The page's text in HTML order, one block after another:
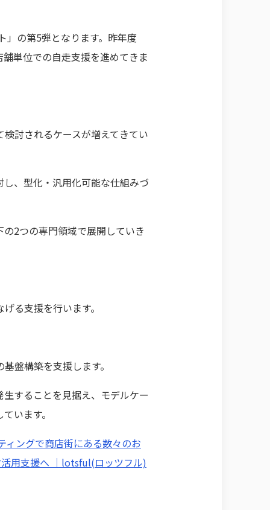
」の第5弾となります。昨年度
単位での自走支援を進めてきま
討されるケースが増えてきてい
、型化・汎用化可能な仕組みづ
2つの専門領域で展開していき
る支援を行います。
盤構築を支援します。
することを見据え、モデルケー
います。
ィングで商店街にある数々のお
用支援へ ｜lotsful(ロッツフル)